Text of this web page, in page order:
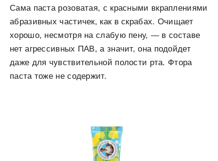
Сама паста розоватая, с красными вкраплениями
абразивных частичек, как в скрабах. Очищает
хорошо, несмотря на слабую пену, — в составе
нет агрессивных ПАВ, а значит, она подойдет
даже для чувствительной полости рта. Фтора
паста тоже не содержит.